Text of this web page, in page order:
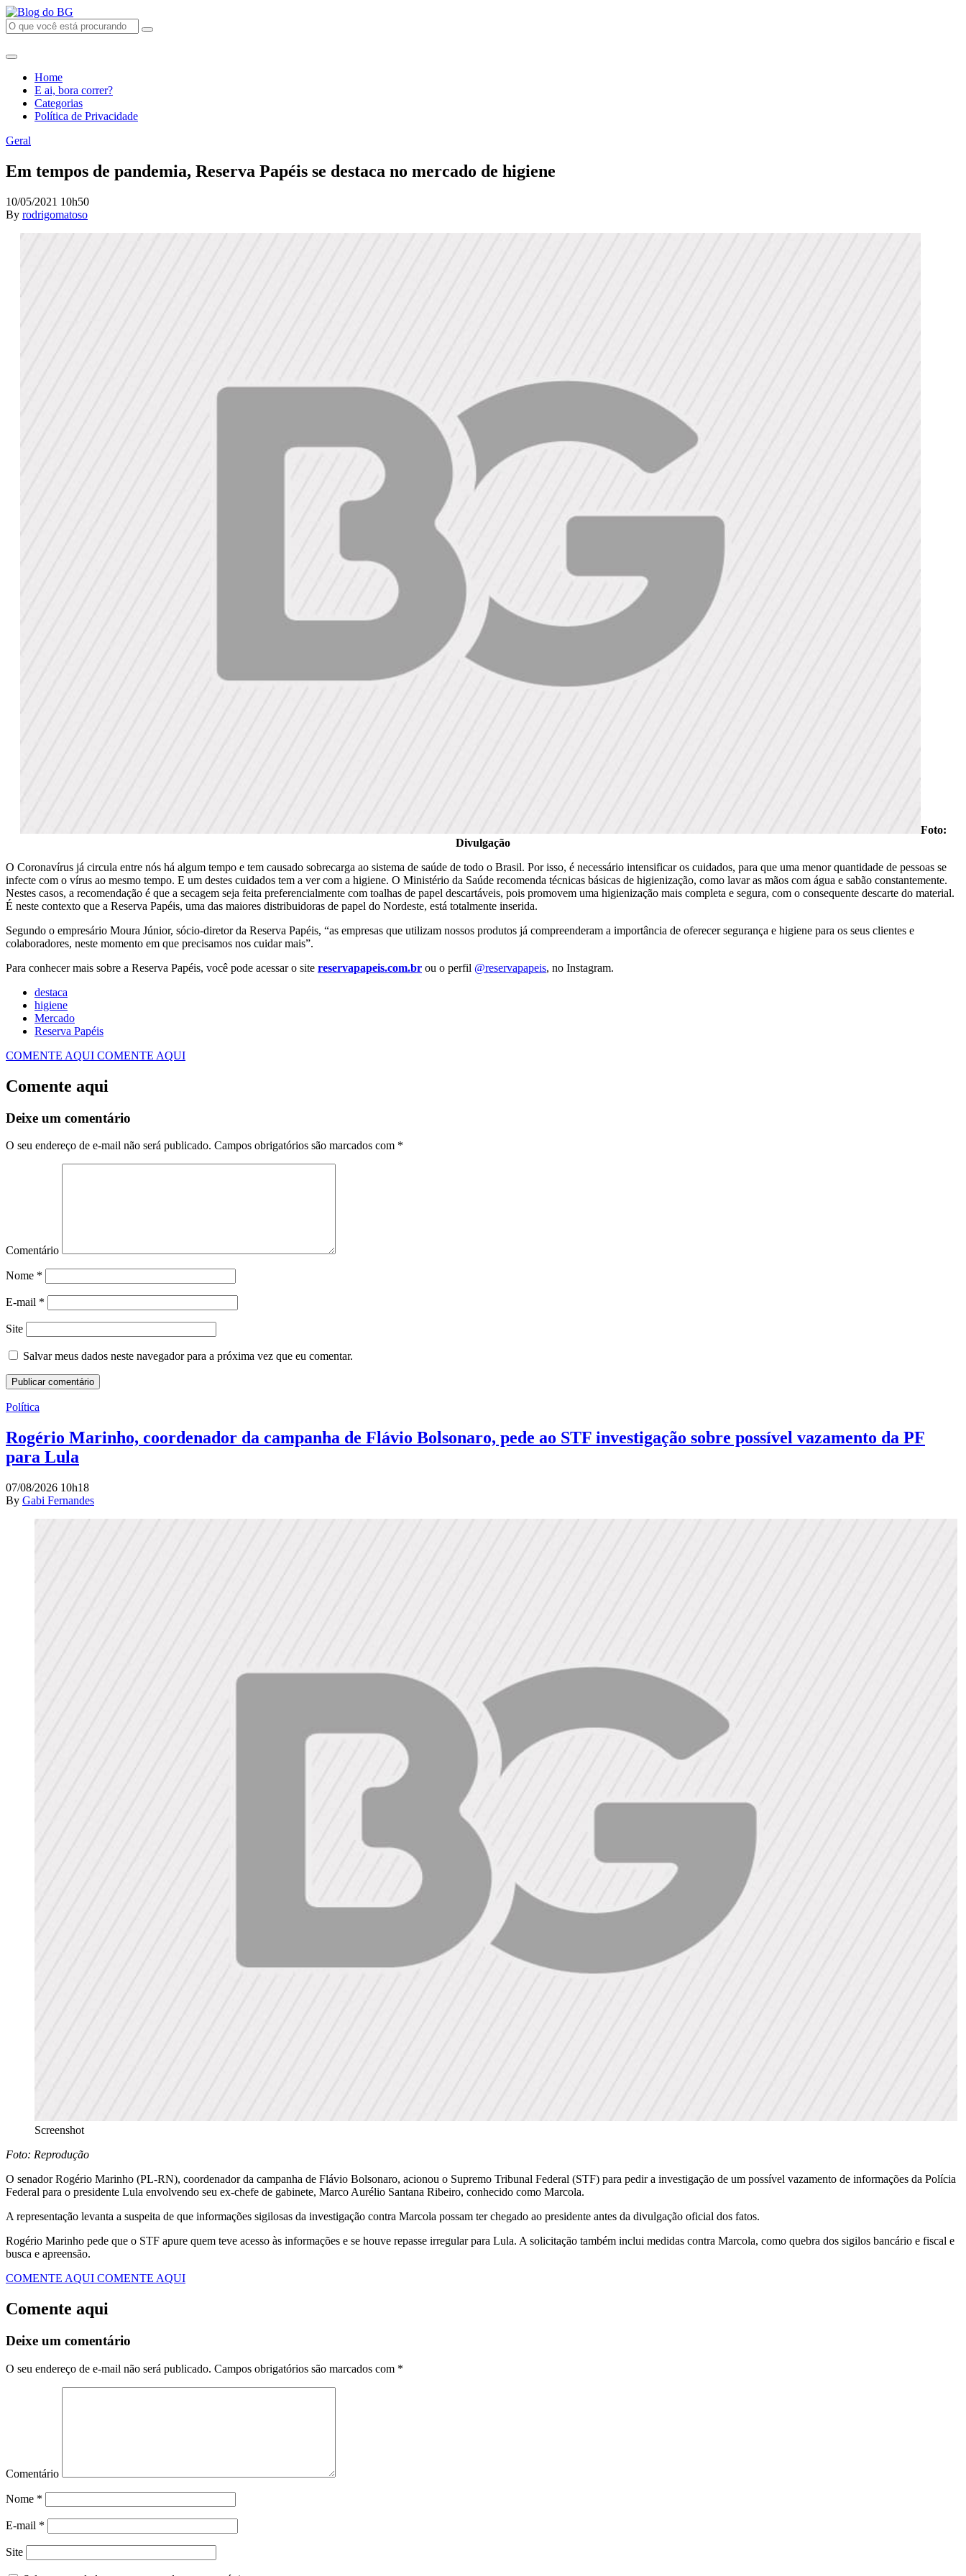
Home
E ai, bora correr?
Categorias
Política de Privacidade
Geral
Em tempos de pandemia, Reserva Papéis se destaca no mercado de higiene
10/05/2021 10h50
By rodrigomatoso
Foto:
Divulgação
O Coronavírus já circula entre nós há algum tempo e tem causado sobrecarga ao sistema de saúde de todo o Brasil. Por isso, é necessário intensificar os cuidados, para que uma menor quantidade de pessoas se
infecte com o vírus ao mesmo tempo. E um destes cuidados tem a ver com a higiene. O Ministério da Saúde recomenda técnicas básicas de higienização, como lavar as mãos com água e sabão constantemente.
Nestes casos, a recomendação é que a secagem seja feita preferencialmente com toalhas de papel descartáveis, pois promovem uma higienização mais completa e segura, com o consequente descarte do material.
É neste contexto que a Reserva Papéis, uma das maiores distribuidoras de papel do Nordeste, está totalmente inserida.
Segundo o empresário Moura Júnior, sócio-diretor da Reserva Papéis, “as empresas que utilizam nossos produtos já compreenderam a importância de oferecer segurança e higiene para os seus clientes e
colaboradores, neste momento em que precisamos nos cuidar mais”.
Para conhecer mais sobre a Reserva Papéis, você pode acessar o site reservapapeis.com.br ou o perfil @reservapapeis, no Instagram.
destaca
higiene
Mercado
Reserva Papéis
COMENTE AQUI COMENTE AQUI
Comente aqui
Deixe um comentário
O seu endereço de e-mail não será publicado. Campos obrigatórios são marcados com *
Comentário
Nome *
E-mail *
Site
Salvar meus dados neste navegador para a próxima vez que eu comentar.
Política
Rogério Marinho, coordenador da campanha de Flávio Bolsonaro, pede ao STF investigação sobre possível vazamento da PF
para Lula
07/08/2026 10h18
By Gabi Fernandes
Screenshot
Foto: Reprodução
O senador Rogério Marinho (PL-RN), coordenador da campanha de Flávio Bolsonaro, acionou o Supremo Tribunal Federal (STF) para pedir a investigação de um possível vazamento de informações da Polícia
Federal para o presidente Lula envolvendo seu ex-chefe de gabinete, Marco Aurélio Santana Ribeiro, conhecido como Marcola.
A representação levanta a suspeita de que informações sigilosas da investigação contra Marcola possam ter chegado ao presidente antes da divulgação oficial dos fatos.
Rogério Marinho pede que o STF apure quem teve acesso às informações e se houve repasse irregular para Lula. A solicitação também inclui medidas contra Marcola, como quebra dos sigilos bancário e fiscal e
busca e apreensão.
COMENTE AQUI COMENTE AQUI
Comente aqui
Deixe um comentário
O seu endereço de e-mail não será publicado. Campos obrigatórios são marcados com *
Comentário
Nome *
E-mail *
Site